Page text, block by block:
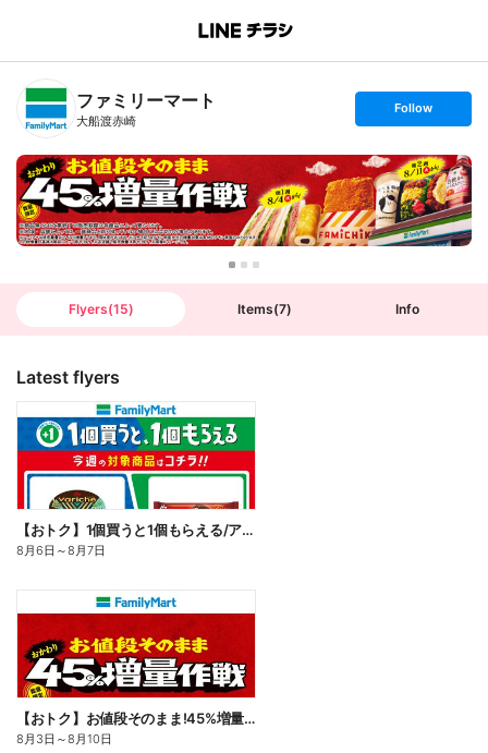
B
n
T
ファミリーマート
大船渡赤崎
s
t
o
l
l
o
w
Follow
Flyers(15) Items(7) Info
Latest flyers
【おトク】1個買うと1個もらえる/アイス
8月6日 ～8月7日
【おトク】お値段そのまま!45%増量作戦!
8月3日 ～8月10日